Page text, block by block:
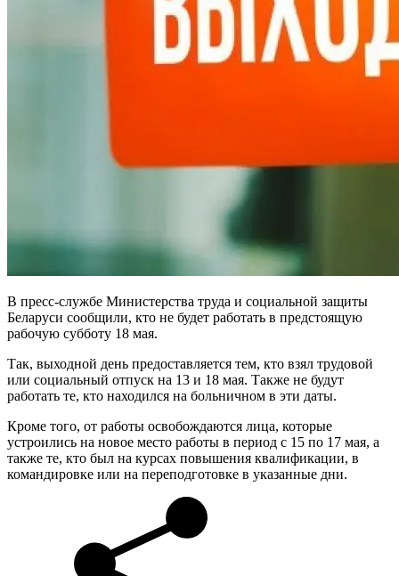
В пресс-службе Министерства труда и социальной защиты
Беларуси сообщили, кто не будет работать в предстоящую
рабочую субботу 18 мая.
Так, выходной день предоставляется тем, кто взял трудовой
или социальный отпуск на 13 и 18 мая. Также не будут
работать те, кто находился на больничном в эти даты.
Кроме того, от работы освобождаются лица, которые
устроились на новое место работы в период с 15 по 17 мая, а
также те, кто был на курсах повышения квалификации, в
командировке или на переподготовке в указанные дни.